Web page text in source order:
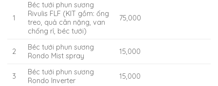
1
Béc tưới phun sương
Rivulis FLF (KIT gồm: ống
treo, quả cân nặng, van
chống rỉ, béc tưới)
75,000
2
Béc tưới phun sương
Rondo Mist spray
15,000
3
Béc tưới phun sương
Rondo Inverter
15,000